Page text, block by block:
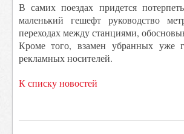
В самих поездах придется
маленький гешефт руководство
переходах между станциями,
Кроме того, взамен убранных уже
рекламных носителей.
К списку новостей